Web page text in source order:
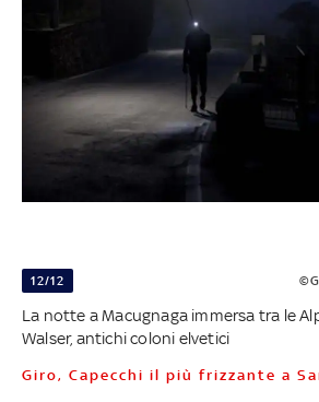
12/12
La notte a Macugnaga immersa tra le
Walser, antichi coloni elvetici
Giro, Capecchi il più frizzante a